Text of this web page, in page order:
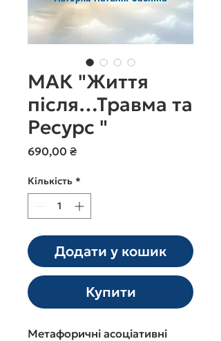
МАК "Життя
після…Травма та
Ресурс "
690,00 ₴Ціна
Кількість *
Додати у кошик
Купити
Метафоричні асоціативні